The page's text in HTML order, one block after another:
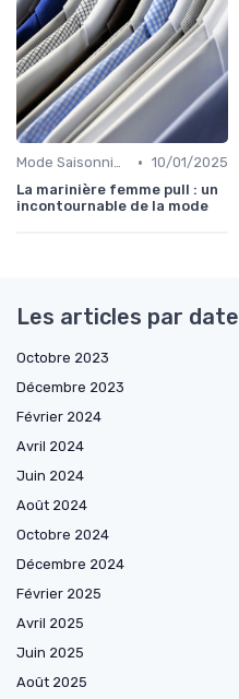
Mode Saisonnière • 10/01/2025
La marinière femme pull : un
incontournable de la mode
Les articles par date
Octobre 2023
Décembre 2023
Février 2024
Avril 2024
Juin 2024
Août 2024
Octobre 2024
Décembre 2024
Février 2025
Avril 2025
Juin 2025
Août 2025